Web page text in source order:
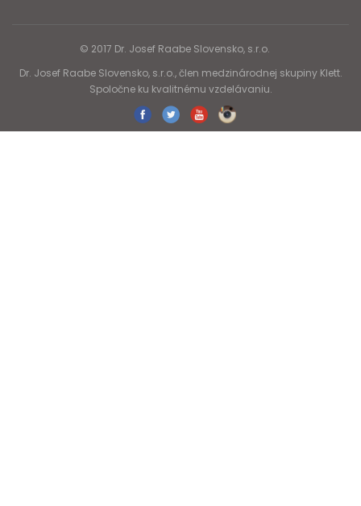
© 2017 Dr. Josef Raabe Slovensko, s.r.o.
Dr. Josef Raabe Slovensko, s.r.o., člen medzinárodnej skupiny Klett.
Spoločne ku kvalitnému vzdelávaniu.